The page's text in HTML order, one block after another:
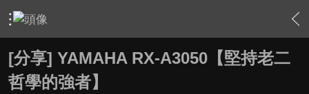
› 家庭劇院 › 擴大機討論區 › 內容
[分享] YAMAHA RX-A3050【堅持老二
哲學的強者】